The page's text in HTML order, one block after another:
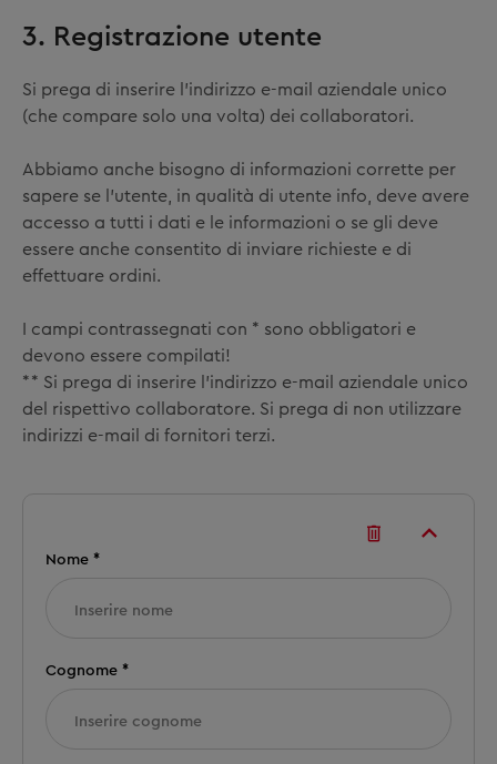
3. Registrazione utente
Si prega di inserire l'indirizzo e-mail aziendale unico
(che compare solo una volta) dei collaboratori.
Abbiamo anche bisogno di informazioni corrette per
sapere se l'utente, in qualità di utente info, deve avere
accesso a tutti i dati e le informazioni o se gli deve
essere anche consentito di inviare richieste e di
effettuare ordini.
I campi contrassegnati con * sono obbligatori e
devono essere compilati!
** Si prega di inserire l'indirizzo e-mail aziendale unico
del rispettivo collaboratore. Si prega di non utilizzare
indirizzi e-mail di fornitori terzi.
Nome *
Cognome *